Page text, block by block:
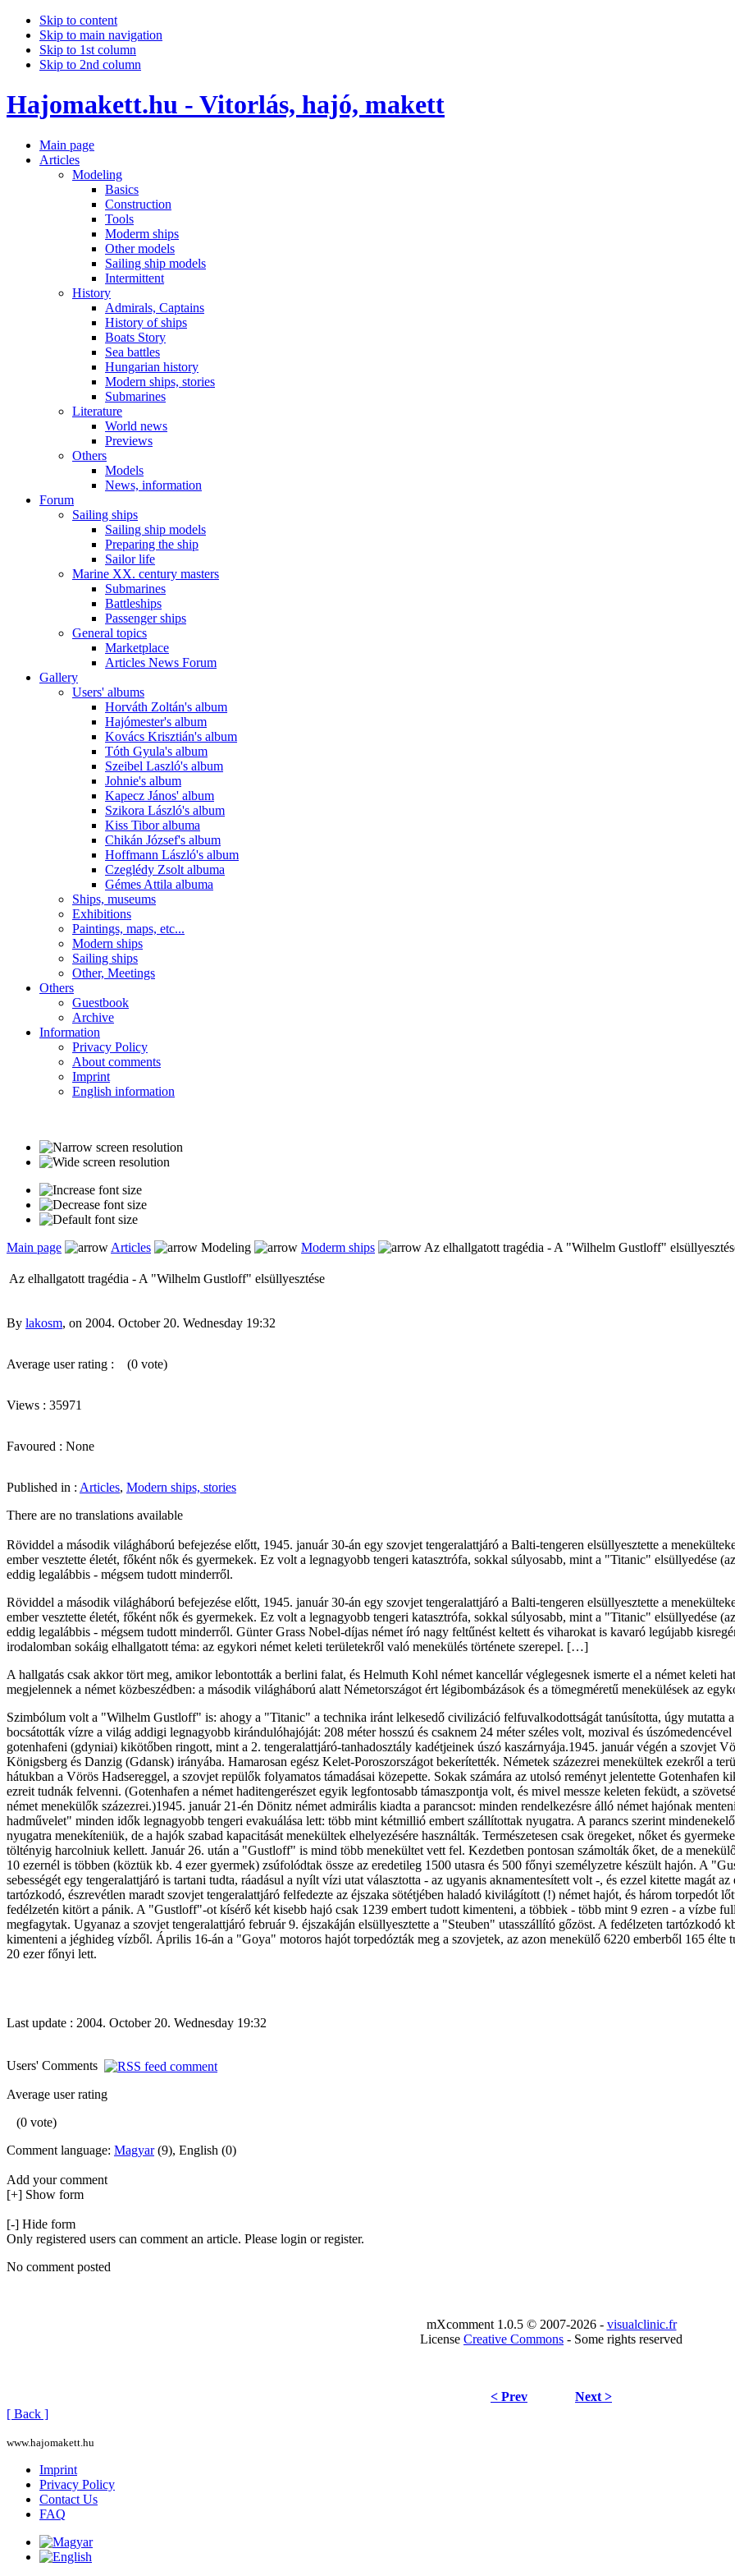
Skip to content
Skip to main navigation
Skip to 1st column
Skip to 2nd column
Hajomakett.hu - Vitorlás, hajó, makett
Main page
Articles
Modeling
Basics
Construction
Tools
Moderm ships
Other models
Sailing ship models
Intermittent
History
Admirals, Captains
History of ships
Boats Story
Sea battles
Hungarian history
Modern ships, stories
Submarines
Literature
World news
Previews
Others
Models
News, information
Forum
Sailing ships
Sailing ship models
Preparing the ship
Sailor life
Marine XX. century masters
Submarines
Battleships
Passenger ships
General topics
Marketplace
Articles News Forum
Gallery
Users' albums
Horváth Zoltán's album
Hajómester's album
Kovács Krisztián's album
Tóth Gyula's album
Szeibel Laszló's album
Johnie's album
Kapecz János' album
Szikora László's album
Kiss Tibor albuma
Chikán József's album
Hoffmann László's album
Czeglédy Zsolt albuma
Gémes Attila albuma
Ships, museums
Exhibitions
Paintings, maps, etc...
Modern ships
Sailing ships
Other, Meetings
Others
Guestbook
Archive
Information
Privacy Policy
About comments
Imprint
English information
Main page Articles Modeling Moderm ships Az elhallgatott tragédia - A "Wilhelm Gustloff"
Az elhallgatott tragédia - A "Wilhelm Gustloff" elsüllyesztése
By lakosm, on 2004. October 20. Wednesday 19:32
Average user rating : (0 vote)
Views : 35971
Favoured : None
Published in : Articles, Modern ships, stories
There are no translations available
Röviddel a második világháború befejezése előtt, 1945. január 30-án egy szovjet tengeralattjáró a Balti-tengeren elsüllyesztette a
ember vesztette életét, főként nők és gyermekek. Ez volt a legnagyobb tengeri katasztrófa, sokkal súlyosabb, mint a "Titanic" elsüllyedése
eddig legalábbis - mégsem tudott minderről.
Röviddel a második világháború befejezése előtt, 1945. január 30-án egy szovjet tengeralattjáró a Balti-tengeren elsüllyesztette a
ember vesztette életét, főként nők és gyermekek. Ez volt a legnagyobb tengeri katasztrófa, sokkal súlyosabb, mint a "Titanic" elsüllyedése
eddig legalábbis - mégsem tudott minderről. Günter Grass Nobel-díjas német író nagy feltűnést keltett és viharokat is kavaró legújabb
irodalomban sokáig elhallgatott téma: az egykori német keleti területekről való menekülés története szerepel. […]
A hallgatás csak akkor tört meg, amikor lebontották a berlini falat, és Helmuth Kohl német kancellár véglegesnek ismerte el a német keleti
megjelennek a német közbeszédben: a második világháború alatt Németországot ért légibombázások és a tömegméretű menekülések az
Szimbólum volt a "Wilhelm Gustloff" is: ahogy a "Titanic" a technika iránt lelkesedő civilizáció felfuvalkodottságát tanúsította, úgy mutatta
bocsátották vízre a világ addigi legnagyobb kirándulóhajóját: 208 méter hosszú és csaknem 24 méter széles volt, mozival és
gotenhafeni (gdyniai) kikötőben ringott, mint a 2. tengeralattjáró-tanhadosztály kadétjeinek úszó kaszárnyája.1945. január végén a szovjet
Königsberg és Danzig (Gdansk) irányába. Hamarosan egész Kelet-Poroszországot bekerítették. Németek százezrei menekültek ezekről a
hátukban a Vörös Hadsereggel, a szovjet repülők folyamatos támadásai közepette. Sokak számára az utolsó reményt jelentette
ezreit tudnák felvenni. (Gotenhafen a német haditengerészet egyik legfontosabb támaszpontja volt, és mivel messze keleten feküdt, a
német menekülők százezrei.)1945. január 21-én Dönitz német admirális kiadta a parancsot: minden rendelkezésre álló német hajónak
hadművelet" minden idők legnagyobb tengeri evakuálása lett: több mint kétmillió embert szállítottak nyugatra. A parancs szerint
nyugatra menekíteniük, de a hajók szabad kapacitását menekültek elhelyezésére használták. Természetesen csak öregeket, nőket és
töltényig harcolniuk kellett. Január 26. után a "Gustloff" is mind több menekültet vett fel. Kezdetben pontosan számolták őket, de a
10 ezernél is többen (köztük kb. 4 ezer gyermek) zsúfolódtak össze az eredetileg 1500 utasra és 500 főnyi személyzetre készült hajón. A
sebességét egy tengeralattjáró is tartani tudta, ráadásul a nyílt vízi utat választotta - az ugyanis aknamentesített volt -, és ezzel kitette magát
tartózkodó, észrevétlen maradt szovjet tengeralattjáró felfedezte az éjszaka sötétjében haladó kivilágított (!) német hajót, és három torpedót
fedélzetén kitört a pánik. A "Gustloff"-ot kísérő két kisebb hajó csak 1239 embert tudott kimenteni, a többiek - több mint 9 ezren - a vízbe
megfagytak. Ugyanaz a szovjet tengeralattjáró február 9. éjszakáján elsüllyesztette a "Steuben" utasszállító gőzöst. A fedélzeten tartózkodó
kimenteni a jéghideg vízből. Április 16-án a "Goya" motoros hajót torpedózták meg a szovjetek, az azon menekülő 6220 emberből 165 élte
20 ezer főnyi lett.
Last update : 2004. October 20. Wednesday 19:32
Users' Comments
Average user rating
(0 vote)
Comment language: Magyar(9), English (0)
Add your comment
[+] Show form
[-] Hide form
Only registered users can comment an article. Please login or register.
No comment posted
mXcomment 1.0.5 © 2007-2026 - visualclinic.fr
License Creative Commons - Some rights reserved
< Prev
Next >
[ Back ]
www.hajomakett.hu
Imprint
Privacy Policy
Contact Us
FAQ